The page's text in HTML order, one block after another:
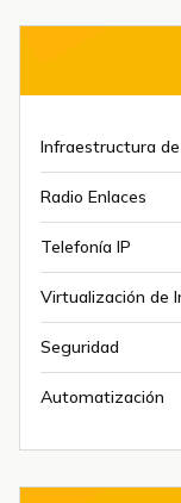
Infraestructura
Radio Enlaces
Telefonía IP
Virtualización de
Seguridad
Automatización